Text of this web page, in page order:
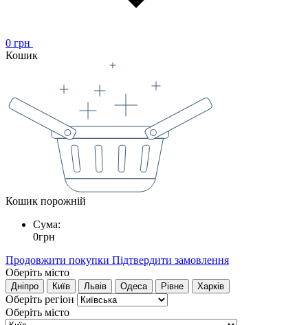
0 грн
Кошик
Кошик порожній
Сума:
0грн
Продовжити покупки Підтвердити замовлення
Оберіть місто
Дніпро Київ Львів Одеса Рівне Харків
Оберіть регіон
Оберіть місто